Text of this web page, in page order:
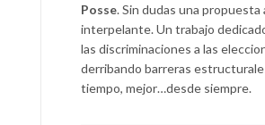
Posse. Sin dudas una
interpelante. Un trabajo
las discriminaciones a las
derribando barreras
tiempo, mejor…desde siempre.